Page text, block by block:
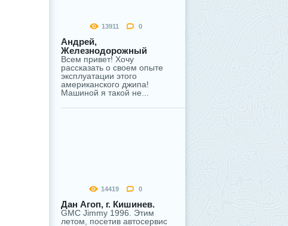
13911 0
Андрей,
Железнодорожный
Всем привет! Хочу
рассказать о своем опыте
эксплуатации этого
американского джипа!
Машиной я такой не...
14419 0
Дан Агоп, г. Кишинев.
GMC Jimmy 1996. Этим
летом, посетив автосервис